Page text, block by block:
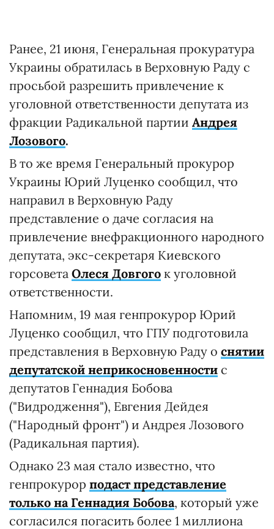
Ранее, 21 июня, Генеральная прокуратура
Украины обратилась в Верховную Раду с
просьбой разрешить привлечение к
уголовной ответственности депутата из
фракции Радикальной партии Андрея
Лозового.
В то же время Генеральный прокурор
Украины Юрий Луценко сообщил, что
направил в Верховную Раду
представление о даче согласия на
привлечение внефракционного народного
депутата, экс-секретаря Киевского
горсовета Олеся Довгого к уголовной
ответственности.
Напомним, 19 мая генпрокурор Юрий
Луценко сообщил, что ГПУ подготовила
представления в Верховную Раду о снятии
депутатской неприкосновенности с
депутатов Геннадия Бобова
("Видродження"), Евгения Дейдея
("Народный фронт") и Андрея Лозового
(Радикальная партия).
Однако 23 мая стало известно, что
генпрокурор подаст представление
только на Геннадия Бобова, который уже
согласился погасить более 1 миллиона